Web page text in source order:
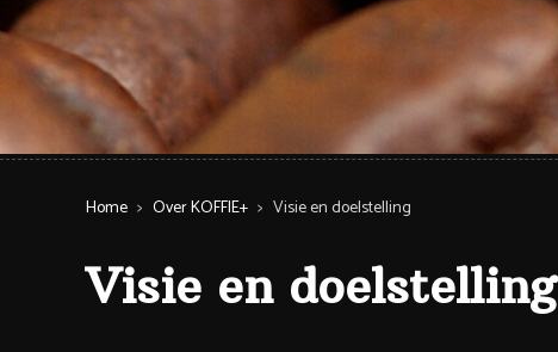
Home > Over KOFFIE+ > Visie en doelstelling
Visie en doelstelling